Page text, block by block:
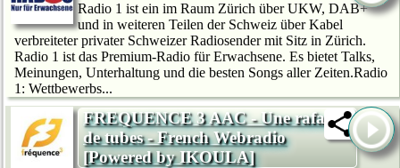
Radio 1 ist ein im Raum Zürich über UKW, DAB+
und in weiteren Teilen der Schweiz über Kabel
verbreiteter privater Schweizer Radiosender mit Sitz in Zürich.
Radio 1 ist das Premium-Radio für Erwachsene. Es bietet Talks,
Meinungen, Unterhaltung und die besten Songs aller Zeiten.Radio
1: Wettbewerbs...
FREQUENCE 3 AAC - Une rafale
de tubes - French Webradio
[Powered by IKOULA]